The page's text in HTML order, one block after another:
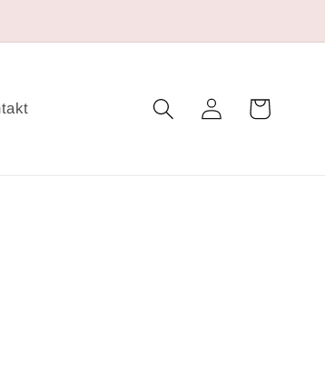
EinloggenWarenkorb